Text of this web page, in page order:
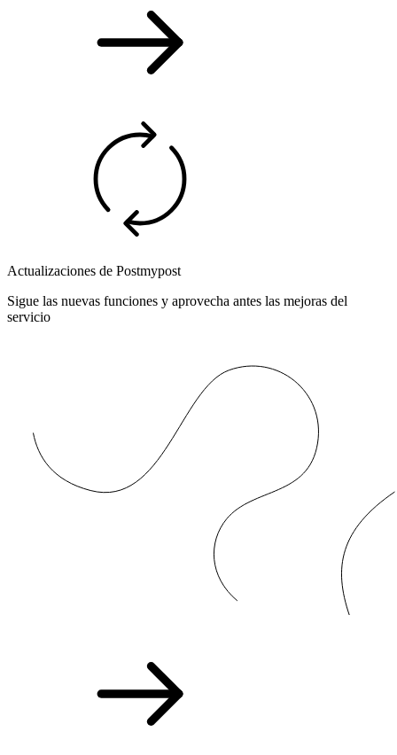
Actualizaciones de Postmypost
Sigue las nuevas funciones y aprovecha antes las mejoras del
servicio